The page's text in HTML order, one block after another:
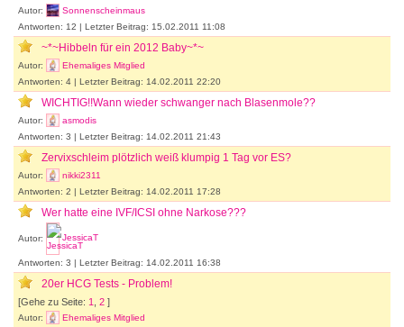
Autor:
Sonnenscheinmaus
Antworten: 12 | Letzter Beitrag: 15.02.2011 11:08
~*~Hibbeln für ein 2012 Baby~*~
Autor:
Ehemaliges Mitglied
Antworten: 4 | Letzter Beitrag: 14.02.2011 22:20
WICHTIG!!Wann wieder schwanger nach Blasenmole??
Autor:
asmodis
Antworten: 3 | Letzter Beitrag: 14.02.2011 21:43
Zervixschleim plötzlich weiß klumpig 1 Tag vor ES?
Autor:
nikki2311
Antworten: 2 | Letzter Beitrag: 14.02.2011 17:28
Wer hatte eine IVF/ICSI ohne Narkose???
Autor: JessicaT
Antworten: 3 | Letzter Beitrag: 14.02.2011 16:38
20er HCG Tests - Problem!
[Gehe zu Seite: 1 2 ]
Autor:
Ehemaliges Mitglied